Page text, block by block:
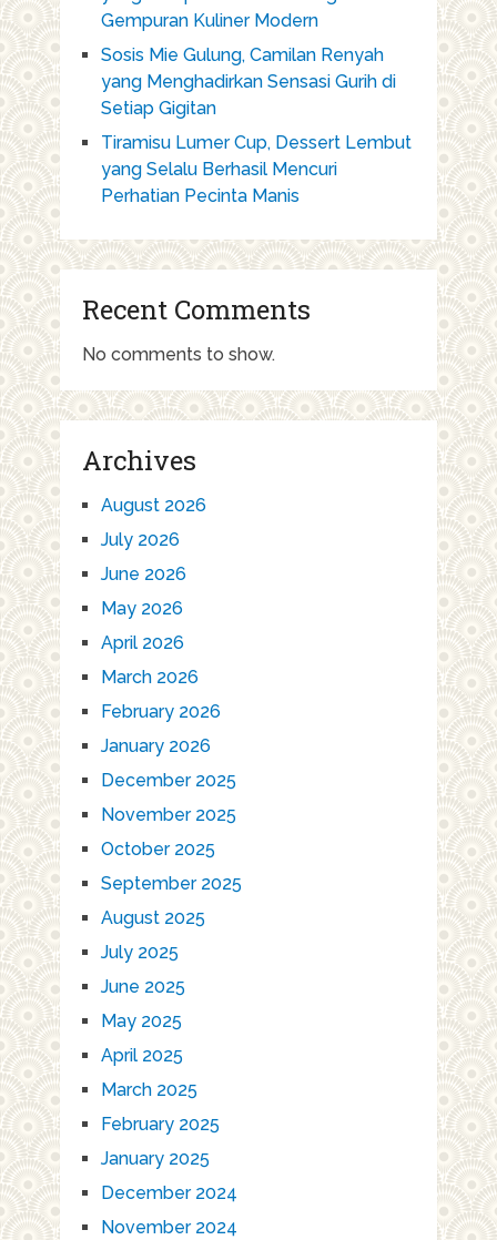
Gempuran Kuliner Modern
Sosis Mie Gulung, Camilan Renyah
yang Menghadirkan Sensasi Gurih di
Setiap Gigitan
Tiramisu Lumer Cup, Dessert Lembut
yang Selalu Berhasil Mencuri
Perhatian Pecinta Manis
Recent Comments
No comments to show.
Archives
August 2026
July 2026
June 2026
May 2026
April 2026
March 2026
February 2026
January 2026
December 2025
November 2025
October 2025
September 2025
August 2025
July 2025
June 2025
May 2025
April 2025
March 2025
February 2025
January 2025
December 2024
November 2024